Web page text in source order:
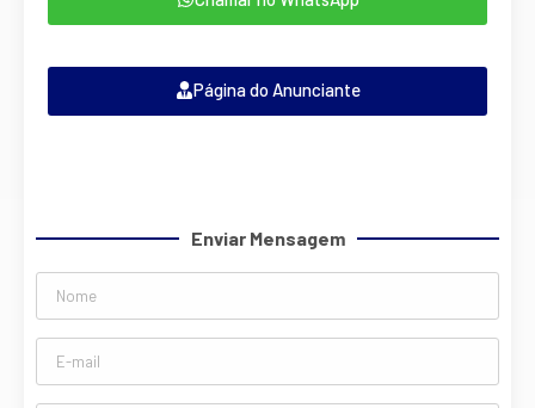
Página do Anunciante
Enviar Mensagem